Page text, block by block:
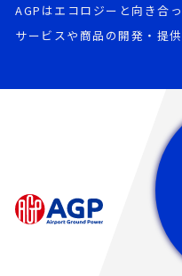
AGPはエコロジーと向き合っ
サービスや商品の開発・提